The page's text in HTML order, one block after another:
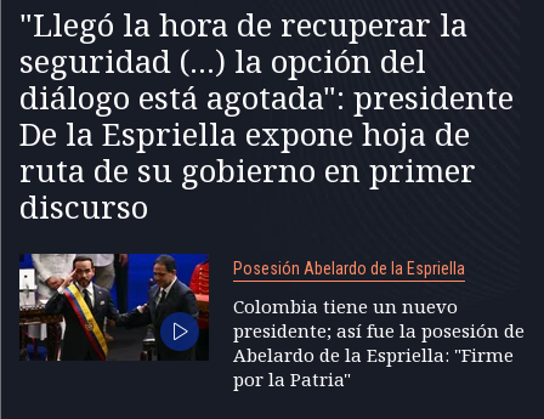
"Llegó la hora de recuperar la
seguridad (...) la opción del
diálogo está agotada": presidente
De la Espriella expone hoja de
ruta de su gobierno en primer
discurso
Posesión Abelardo de la Espriella
Colombia tiene un nuevo
presidente; así fue la posesión de
Abelardo de la Espriella: "Firme
por la Patria"